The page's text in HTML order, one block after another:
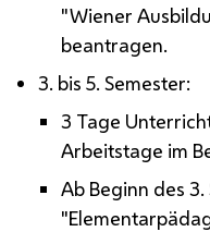
"Wiener
beantragen.
3. bis 5. Semester:
3 Tage
Arbeitstage im
Ab Beginn des